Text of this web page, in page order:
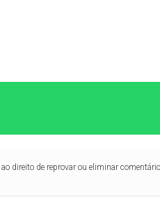
direito de reprovar ou eliminar